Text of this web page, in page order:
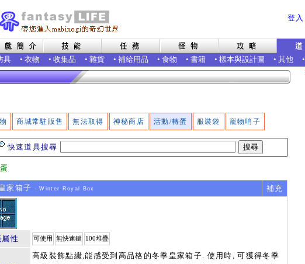
登入
具 • 衣物 • 收集品 • 雜貨 • 補給用品 • 食物 • 書籍 • 樣本與設計圖 • 其他 •
商城常駐販售 無法取得 神秘商店 活動/轉蛋 服裝袋 寵物哨子
快速道具搜尋
家箱子 - Winter Royal Box 補充
性 可使用 無快速鍵 100堆疊
高級裝飾點綴,能感受到高品格的冬季皇家箱子. 使用時, 可獲得冬季